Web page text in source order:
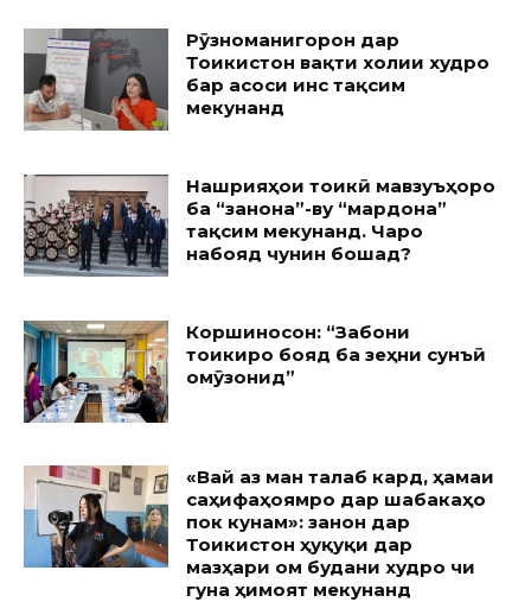
Рӯзноманигорон дар
Тоҷикистон вақти холии худро
бар асоси ҷинс тақсим
мекунанд
Нашрияҳои тоҷикӣ мавзуъҳоро
ба “занона”-ву “мардона”
тақсим мекунанд. Чаро
набояд чунин бошад?
Коршиносон: “Забони
тоҷикиро бояд ба зеҳни сунъӣ
омӯзонид”
«Вай аз ман талаб кард, ҳамаи
саҳифаҳоямро дар шабакаҳо
пок кунам»: занон дар
Тоҷикистон ҳуқуқи дар
мазҳари ом будани худро чи
гуна ҳимоят мекунанд